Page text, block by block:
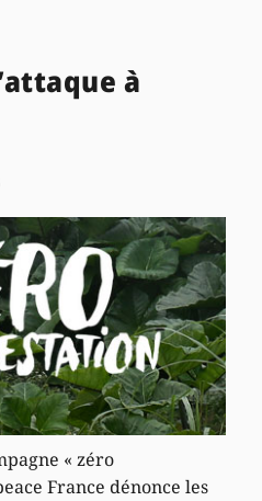
à
« zéro
France dénonce les